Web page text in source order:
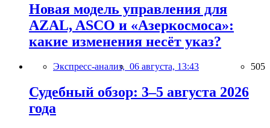
Новая модель управления для
AZAL, ASCO и «Азеркосмоса»:
какие изменения несёт указ?
Экспресс-анализ, 06 августа, 13:43 505
Судебный обзор: 3–5 августа 2026
года